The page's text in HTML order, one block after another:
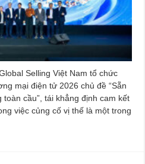
Selling Việt Nam tổ chức
mại điện tử 2026 chủ đề “Sẵn
cầu”, tái khẳng định cam kết
việc củng cố vị thế là một trong